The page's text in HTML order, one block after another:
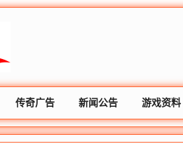
传奇广告 新闻公告 游戏资料